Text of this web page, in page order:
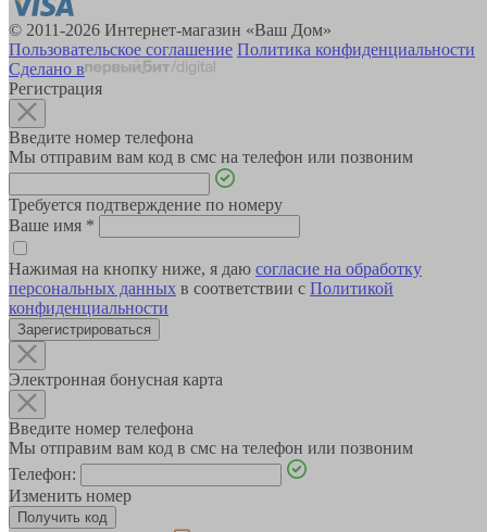
© 2011-2026 Интернет-магазин «Ваш Дом»
Пользовательское соглашение Политика конфиденциальности
Сделано в
Регистрация
Введите номер телефона
Мы отправим вам код в смс на телефон или позвоним
Требуется подтверждение по номеру
Ваше имя *
Нажимая на кнопку ниже, я даю согласие на обработку
персональных данных в соответствии с Политикой
конфиденциальности
Зарегистрироваться
Электронная бонусная карта
Введите номер телефона
Мы отправим вам код в смс на телефон или позвоним
Телефон:
Изменить номер